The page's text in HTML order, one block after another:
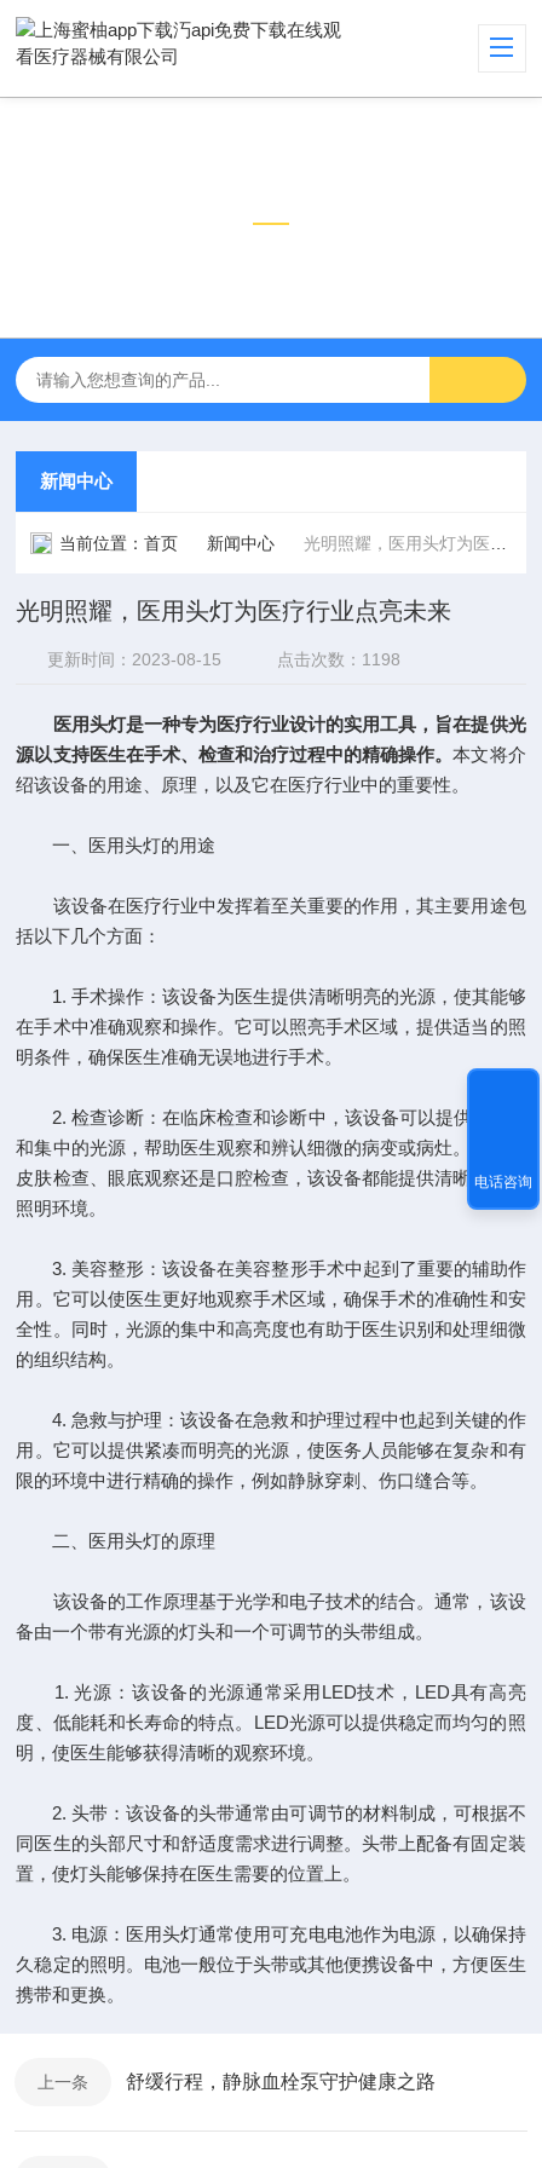
新闻中心
当前位置：首页 新闻中心 光明照耀，医用头灯为医疗行业点亮未来
光明照耀，医用头灯为医疗行业点亮未来
更新时间：2023-08-15 点击次数：1198
医用头灯是一种专为医疗行业设计的实用工具，旨在提供光
源以支持医生在手术、检查和治疗过程中的精确操作。本文将介
绍该设备的用途、原理，以及它在医疗行业中的重要性。
一、医用头灯的用途
该设备在医疗行业中发挥着至关重要的作用，其主要用途包
括以下几个方面：
1. 手术操作：该设备为医生提供清晰明亮的光源，使其能够
在手术中准确观察和操作。它可以照亮手术区域，提供适当的照
明条件，确保医生准确无误地进行手术。
2. 检查诊断：在临床检查和诊断中，该设备可以提供高亮度
和集中的光源，帮助医生观察和辨认细微的病变或病灶。无论是
皮肤检查、眼底观察还是口腔检查，该设备都能提供清晰可见的
照明环境。
3. 美容整形：该设备在美容整形手术中起到了重要的辅助作
用。它可以使医生更好地观察手术区域，确保手术的准确性和安
全性。同时，光源的集中和高亮度也有助于医生识别和处理细微
的组织结构。
4. 急救与护理：该设备在急救和护理过程中也起到关键的作
用。它可以提供紧凑而明亮的光源，使医务人员能够在复杂和有
限的环境中进行精确的操作，例如静脉穿刺、伤口缝合等。
二、医用头灯的原理
该设备的工作原理基于光学和电子技术的结合。通常，该设
备由一个带有光源的灯头和一个可调节的头带组成。
1. 光源：该设备的光源通常采用LED技术，LED具有高亮
度、低能耗和长寿命的特点。LED光源可以提供稳定而均匀的照
明，使医生能够获得清晰的观察环境。
2. 头带：该设备的头带通常由可调节的材料制成，可根据不
同医生的头部尺寸和舒适度需求进行调整。头带上配备有固定装
置，使灯头能够保持在医生需要的位置上。
3. 电源：医用头灯通常使用可充电电池作为电源，以确保持
久稳定的照明。电池一般位于头带或其他便携设备中，方便医生
携带和更换。
上一条 舒缓行程，静脉血栓泵守护健康之路
电话咨询